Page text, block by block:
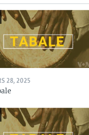
28, 2025